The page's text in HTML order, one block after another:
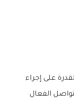
على إجراء
الفعال